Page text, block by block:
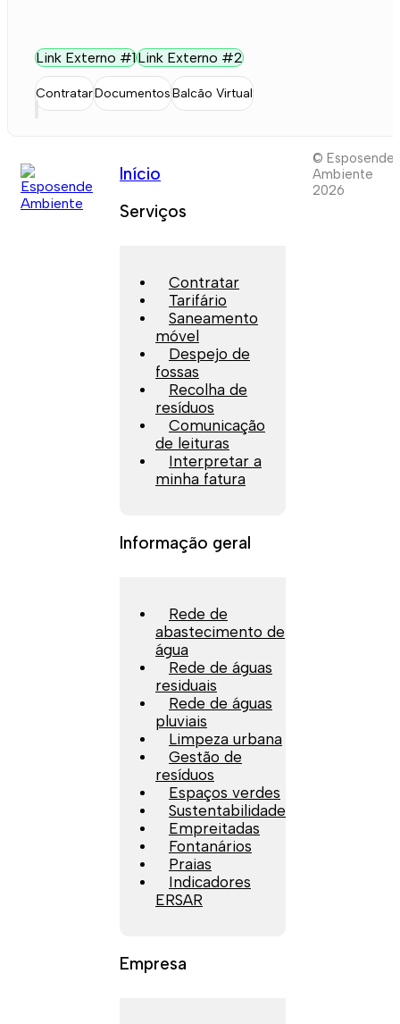
Link Externo #1Link Externo #2
ContratarDocumentosBalcão Virtual
Início
Serviços
Contratar
Tarifário
Saneamento
móvel
Despejo de
fossas
Recolha de
resíduos
Comunicação
de leituras
Interpretar a
minha fatura
Informação geral
Rede de
abastecimento de
água
Rede de águas
residuais
Rede de águas
pluviais
Limpeza urbana
Gestão de
resíduos
Espaços verdes
Sustentabilidade
Empreitadas
Fontanários
Praias
Indicadores
ERSAR
Empresa
© Esposende
Ambiente
2026